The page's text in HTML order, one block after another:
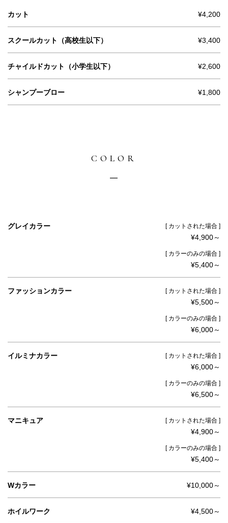
カット ¥4,200
スクールカット（高校生以下） ¥3,400
チャイルドカット（小学生以下） ¥2,600
シャンプーブロー ¥1,800
COLOR
グレイカラー [ カットされた場合 ]
¥4,900～
[ カラーのみの場合 ]
¥5,400～
ファッションカラー [ カットされた場合 ]
¥5,500～
[ カラーのみの場合 ]
¥6,000～
イルミナカラー [ カットされた場合 ]
¥6,000～
[ カラーのみの場合 ]
¥6,500～
マニキュア [ カットされた場合 ]
¥4,900～
[ カラーのみの場合 ]
¥5,400～
Wカラー ¥10,000～
ホイルワーク ¥4,500～